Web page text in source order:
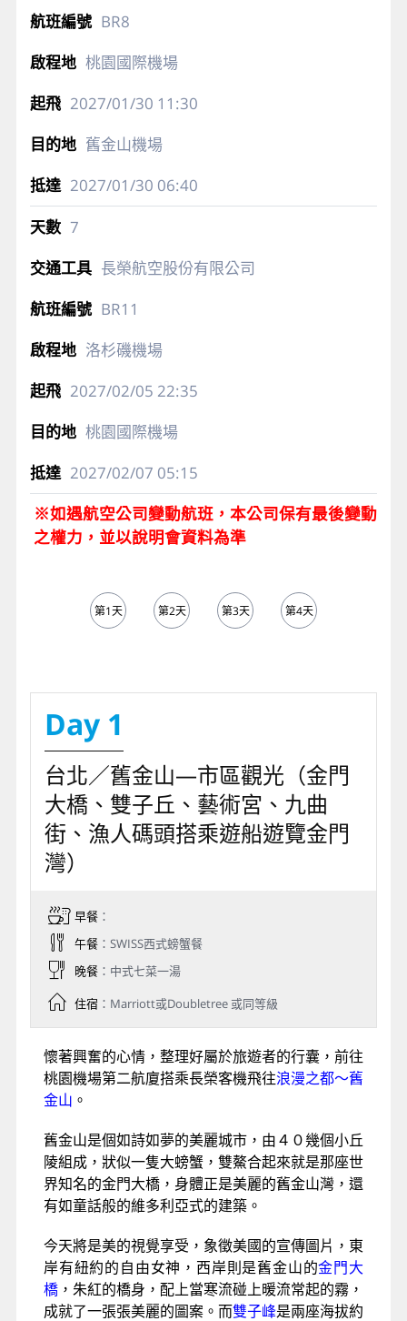
BR8
桃園國際機場
2027/01/30 11:30
舊金山機場
2027/01/30 06:40
7
長榮航空股份有限公司
BR11
洛杉磯機場
2027/02/05 22:35
桃園國際機場
2027/02/07 05:15
※如遇航空公司變動航班，本公司保有最後變動
之權力，並以說明會資料為準
第1天 第2天 第3天 第4天
Day 1
台北／舊金山—市區觀光（金門
大橋、雙子丘、藝術宮、九曲
街、漁人碼頭搭乘遊船遊覽金門
灣）
早餐：
午餐：SWISS西式螃蟹餐
晚餐：中式七菜一湯
住宿：Marriott或Doubletree 或同等級
懷著興奮的心情，整理好屬於旅遊者的行囊，前往
桃園機場第二航廈搭乘長榮客機飛往浪漫之都～舊
金山 。
舊金山是個如詩如夢的美麗城市，由４０幾個小丘
陵組成，狀似一隻大螃蟹，雙鰲合起來就是那座世
界知名的金門大橋，身體正是美麗的舊金山灣，還
有如童話般的維多利亞式的建築。
今天將是美的視覺享受，象徵美國的宣傳圖片，東
岸有紐約的自由女神，西岸則是舊金山的金門大
橋，朱紅的橋身，配上當寒流碰上暖流常起的霧，
成就了一張張美麗的圖案。而雙子峰是兩座海拔約